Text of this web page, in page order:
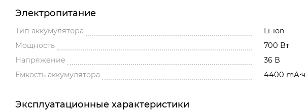
Электропитание
Тип аккумулятора
Li-ion
Мощность
700 Вт
Напряжение
36 В
Емкость аккумулятора
4400 mА⋅ч
Эксплуатационные характеристики